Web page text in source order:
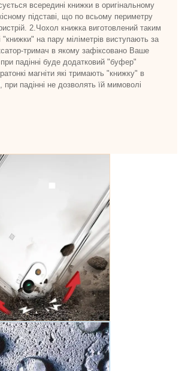
всередині книжки в оригінальному
підставі, що по всьому периметру
2.Чохол книжка виготовлений таким
на пару міліметрів виступають за
тримач в якому зафіксовано Ваше
при падінні буде додатковий "буфер"
магніти які тримають "книжку" в
при падінні не дозволять їй мимоволі